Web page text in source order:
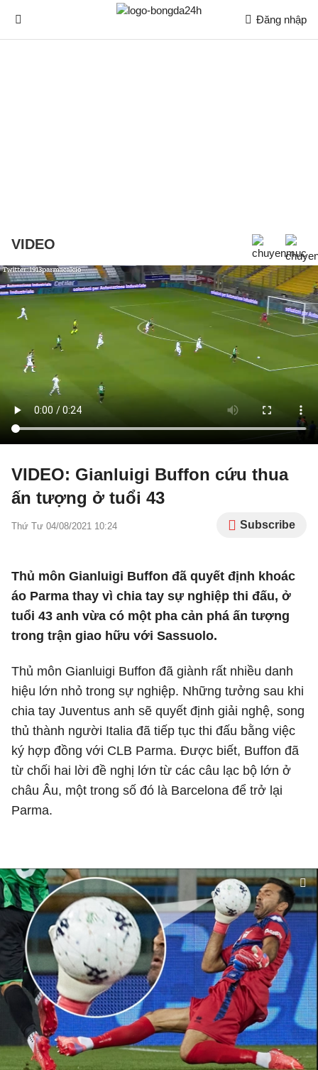
Đăng nhập
VIDEO
VIDEO: Gianluigi Buffon cứu thua
ấn tượng ở tuổi 43
Thứ Tư 04/08/2021 10:24 Subscribe
Thủ môn Gianluigi Buffon đã quyết định khoác
áo Parma thay vì chia tay sự nghiệp thi đấu, ở
tuổi 43 anh vừa có một pha cản phá ấn tượng
trong trận giao hữu với Sassuolo.
Thủ môn Gianluigi Buffon đã giành rất nhiều danh
hiệu lớn nhỏ trong sự nghiệp. Những tưởng sau khi
chia tay Juventus anh sẽ quyết định giải nghệ, song
thủ thành người Italia đã tiếp tục thi đấu bằng việc
ký hợp đồng với CLB Parma. Được biết, Buffon đã
từ chối hai lời đề nghị lớn từ các câu lạc bộ lớn ở
châu Âu, một trong số đó là Barcelona để trở lại
Parma.